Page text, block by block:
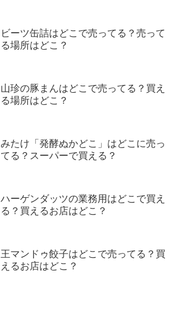
ビーツ缶詰はどこで売ってる？売って
る場所はどこ？
山珍の豚まんはどこで売ってる？買え
る場所はどこ？
みたけ「発酵ぬかどこ」はどこに売っ
てる？スーパーで買える？
ハーゲンダッツの業務用はどこで買え
る？買えるお店はどこ？
王マンドゥ餃子はどこで売ってる？買
えるお店はどこ？